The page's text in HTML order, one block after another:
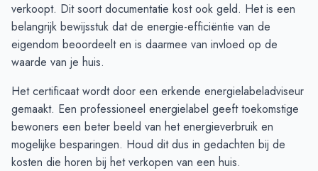
verkoopt. Dit soort documentatie kost ook geld. Het is een
belangrijk bewijsstuk dat de energie-efficiëntie van de
eigendom beoordeelt en is daarmee van invloed op de
waarde van je huis.
Het certificaat wordt door een erkende energielabeladviseur
gemaakt. Een professioneel energielabel geeft toekomstige
bewoners een beter beeld van het energieverbruik en
mogelijke besparingen. Houd dit dus in gedachten bij de
kosten die horen bij het verkopen van een huis.